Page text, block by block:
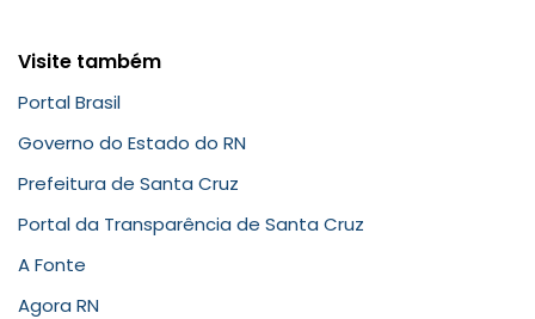
Visite também
Portal Brasil
Governo do Estado do RN
Prefeitura de Santa Cruz
Portal da Transparência de Santa Cruz
A Fonte
Agora RN